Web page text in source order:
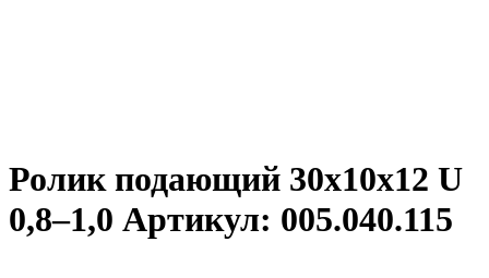
Ролик подающий 30х10х12 U
0,8–1,0 Артикул: 005.040.115